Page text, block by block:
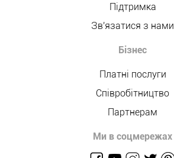
Підтримка
Зв'язатися з нами
Бізнес
Платні послуги
Співробітництво
Партнерам
Ми в соцмережах